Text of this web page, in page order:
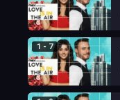
1 - 7